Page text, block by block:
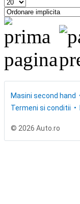
Masini second hand
Termeni si conditii
© 2026 Auto.ro